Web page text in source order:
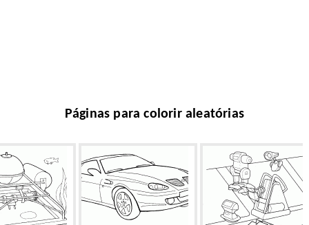
Páginas para colorir aleatórias